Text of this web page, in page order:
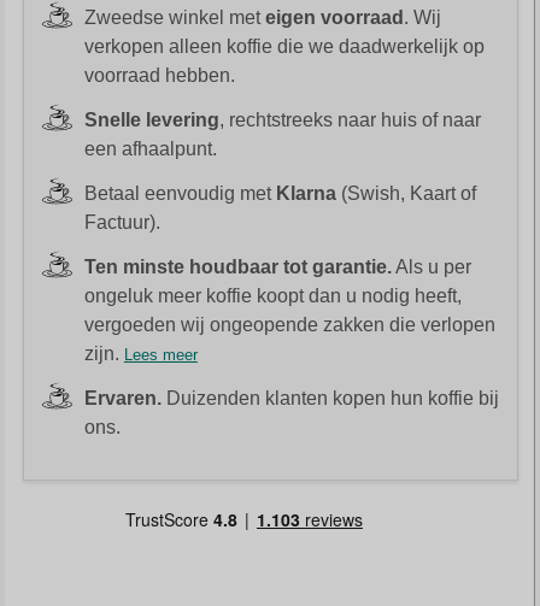
Zweedse winkel meteigen voorraad . Wij
verkopen alleen koffie die we daadwerkelijk op
voorraad hebben.
Snelle levering, rechtstreeks naar huis of naar
een afhaalpunt.
Betaal eenvoudig met Klarna(Swish, Kaart of
Factuur).
Ten minste houdbaar tot garantie.Als u per
ongeluk meer koffie koopt dan u nodig heeft,
vergoeden wij ongeopende zakken die verlopen
zijn.
Lees meer
Ervaren.Duizenden klanten kopen hun koffie bij
ons.